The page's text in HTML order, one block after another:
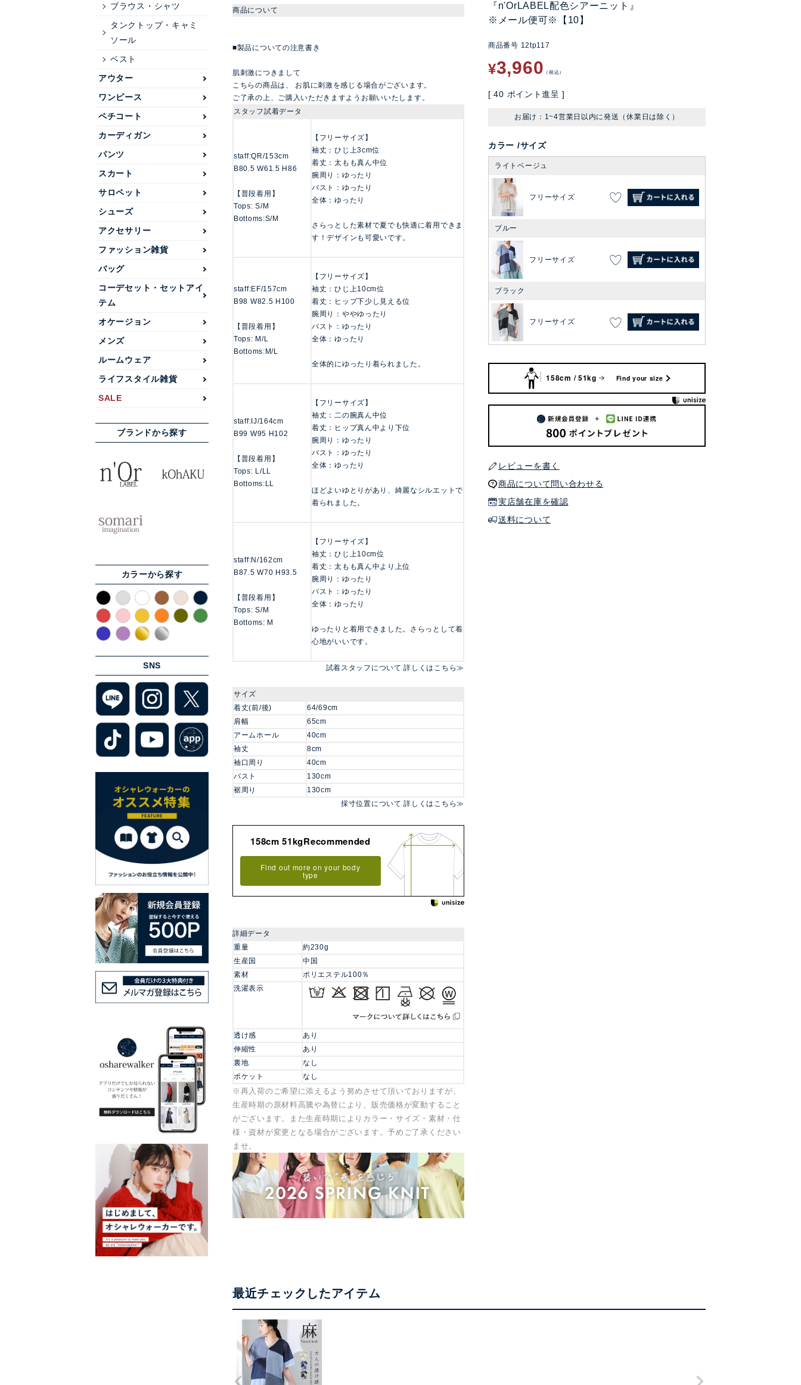
ブラウス・シャツ
タンクトップ・キャミ
ソール
ベスト
アウター
ワンピース
ペチコート
カーディガン
パンツ
スカート
サロペット
シューズ
アクセサリー
ファッション雑貨
バッグ
コーデセット・セットアイ
テム
オケージョン
メンズ
ルームウェア
ライフスタイル雑貨
SALE
ブランドから探す
カラーから探す
SNS
『n'OrLABEL配色シアーニット』
※メール便可※【10】
商品番号 12tp117
¥3,960 税込
[ 40 ポイント進呈 ]
お届け：1~4営業日以内に発送（休業日は除く）
カラー サイズ
ライトベージュ
フリーサイズ
ブルー
フリーサイズ
ブラック
フリーサイズ
158cm / 51kg Find your size
レビューを書く
商品について問い合わせる
実店舗在庫を確認
送料について
商品について
■製品についての注意書き
肌刺激につきまして
こちらの商品は、 お肌に刺激を感じる場合がございます。
ご了承の上、ご購入いただきますようお願いいたします。
スタッフ試着データ
staff:QR/153cm
B80.5 W61.5 H86
【普段着用】
Tops: S/M
Bottoms:S/M
【フリーサイズ】
袖丈：ひじ上3cm位
着丈：太もも真ん中位
腕周り：ゆったり
バスト：ゆったり
全体：ゆったり
さらっとした素材で夏でも快適に着用できま
す！デザインも可愛いです。
staff:EF/157cm
B98 W82.5 H100
【普段着用】
Tops: M/L
Bottoms:M/L
【フリーサイズ】
袖丈：ひじ上10cm位
着丈：ヒップ下少し見える位
腕周り：ややゆったり
バスト：ゆったり
全体：ゆったり
全体的にゆったり着られました。
staff:IJ/164cm
B99 W95 H102
【普段着用】
Tops: L/LL
Bottoms:LL
【フリーサイズ】
袖丈：二の腕真ん中位
着丈：ヒップ真ん中より下位
腕周り：ゆったり
バスト：ゆったり
全体：ゆったり
ほどよいゆとりがあり、綺麗なシルエットで
着られました。
staff:N/162cm
B87.5 W70 H93.5
【普段着用】
Tops: S/M
Bottoms: M
【フリーサイズ】
袖丈：ひじ上10cm位
着丈：太もも真ん中より上位
腕周り：ゆったり
バスト：ゆったり
全体：ゆったり
ゆったりと着用できました。さらっとして着
心地がいいです。
試着スタッフについて 詳しくはこちら≫
サイズ
着丈(前/後)
64/69cm
肩幅
65cm
アームホール
40cm
袖丈
8cm
袖口周り
40cm
バスト
130cm
裾周り
130cm
採寸位置について 詳しくはこちら≫
158cm 51kgRecommended
Find out more on your body
type
詳細データ
重量
約230g
生産国
中国
素材
ポリエステル100％
洗濯表示
透け感
あり
伸縮性
あり
裏地
なし
ポケット
なし
※再入荷のご希望に添えるよう努めさせて頂いておりますが、
生産時期の原材料高騰や為替により、販売価格が変動すること
がございます。また生産時期によりカラー・サイズ・素材・仕
様・資材が変更となる場合がございます。予めご了承ください
ませ。
最近チェックしたアイテム